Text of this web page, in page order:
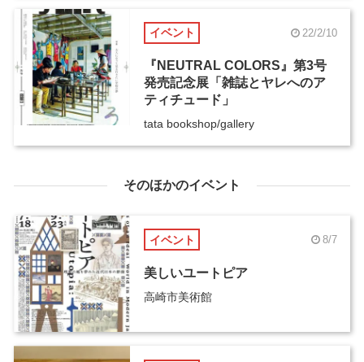
イベント 22/2/10
『NEUTRAL COLORS』第3号
発売記念展「雑誌とヤレへのア
ティチュード」
tata bookshop/gallery
そのほかのイベント
イベント 8/7
美しいユートピア
高崎市美術館